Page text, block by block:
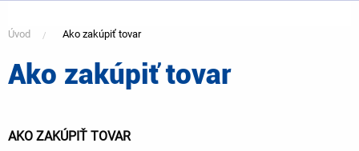
are
Úvod Ako zakúpiť tovar
Ako zakúpiť tovar
AKO ZAKÚPIŤ TOVAR